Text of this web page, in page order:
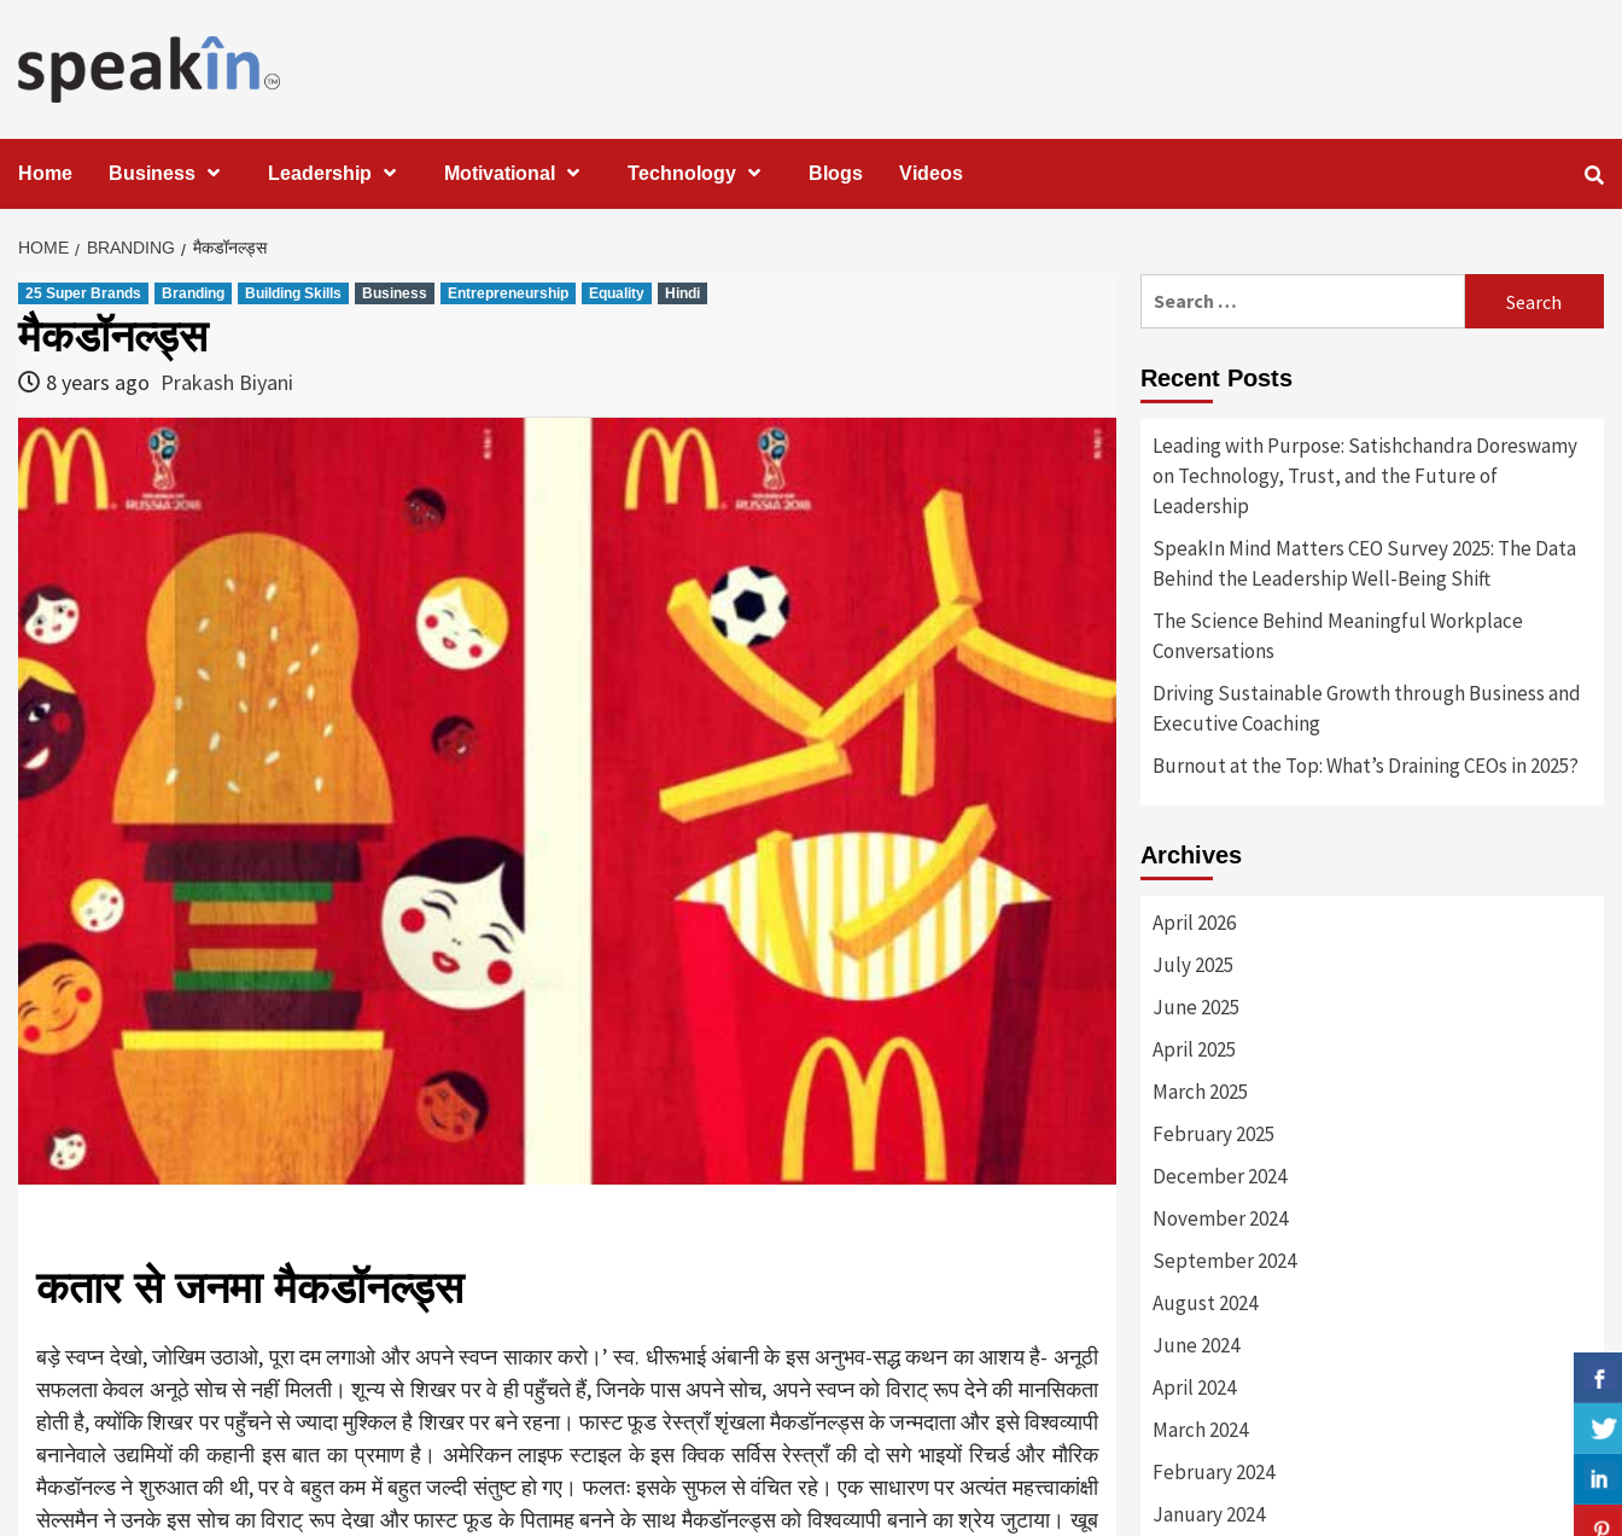
content
Home Business Leadership Motivational Technology Blogs Videos
HOME BRANDING मैकडॉनल्ड्स
25 Super Brands Branding Building Skills Business Entrepreneurship Equality Hindi
मैकडॉनल्ड्स
8 years ago Prakash Biyani
कतार से जनमा मैकडॉनल्ड्स
बड़े स्वप्न देखो, जोखिम उठाओ, पूरा दम लगाओ और अपने स्वप्न साकार करो।’ स्व. धीरूभाई अंबानी के इस अनुभव-सद्ध कथन का आशय है- अनूठी
सफलता केवल अनूठे सोच से नहीं मिलती। शून्य से शिखर पर वे ही पहुँचते हैं, जिनके पास अपने सोच, अपने स्वप्न को विराट् रूप देने की मानसिकता
होती है, क्योंकि शिखर पर पहुँचने से ज्यादा मुश्किल है शिखर पर बने रहना। फास्ट फूड रेस्त्राँ शृंखला मैकडॉनल्ड्स के जन्मदाता और इसे विश्वव्यापी
बनानेवाले उद्यमियों की कहानी इस बात का प्रमाण है। अमेरिकन लाइफ स्टाइल के इस क्विक सर्विस रेस्त्राँ की दो सगे भाइयों रिचर्ड और मौरिक
मैकडॉनल्ड ने शुरुआत की थी, पर वे बहुत कम में बहुत जल्दी संतुष्ट हो गए। फलतः इसके सुफल से वंचित रहे। एक साधारण पर अत्यंत महत्त्वाकांक्षी
सेल्समैन ने उनके इस सोच का विराट् रूप देखा और फास्ट फूड के पितामह बनने के साथ मैकडॉनल्ड्स को विश्वव्यापी बनाने का श्रेय जुटाया। खूब
Recent Posts
Leading with Purpose: Satishchandra Doreswamy
on Technology, Trust, and the Future of
Leadership
SpeakIn Mind Matters CEO Survey 2025: The Data
Behind the Leadership Well-Being Shift
The Science Behind Meaningful Workplace
Conversations
Driving Sustainable Growth through Business and
Executive Coaching
Burnout at the Top: What’s Draining CEOs in 2025?
Archives
April 2026
July 2025
June 2025
April 2025
March 2025
February 2025
December 2024
November 2024
September 2024
August 2024
June 2024
April 2024
March 2024
February 2024
January 2024